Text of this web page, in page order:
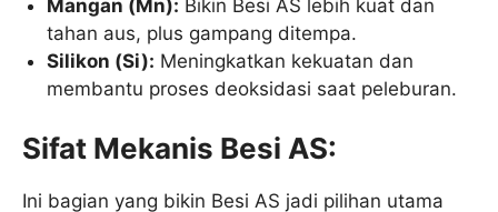
Mangan (Mn): Bikin Besi AS lebih kuat dan
tahan aus, plus gampang ditempa.
Silikon (Si): Meningkatkan kekuatan dan
membantu proses deoksidasi saat peleburan.
Sifat Mekanis Besi AS:
Ini bagian yang bikin Besi AS jadi pilihan utama